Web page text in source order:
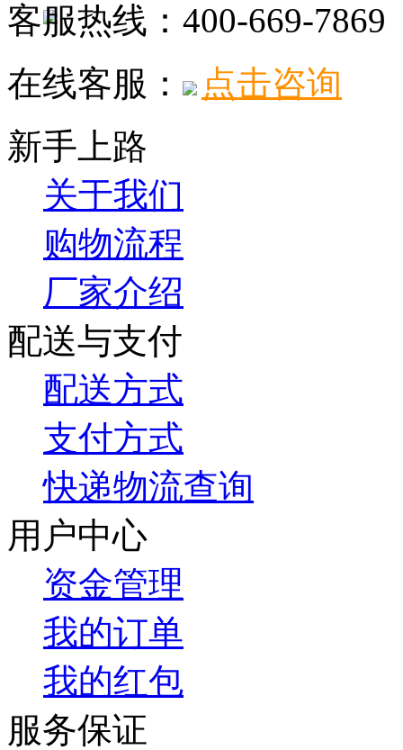
客服热线： 400-669-7869
在线客服：
点击咨询
新手上路
关于我们
购物流程
厂家介绍
配送与支付
配送方式
支付方式
快递物流查询
用户中心
资金管理
我的订单
我的红包
服务保证